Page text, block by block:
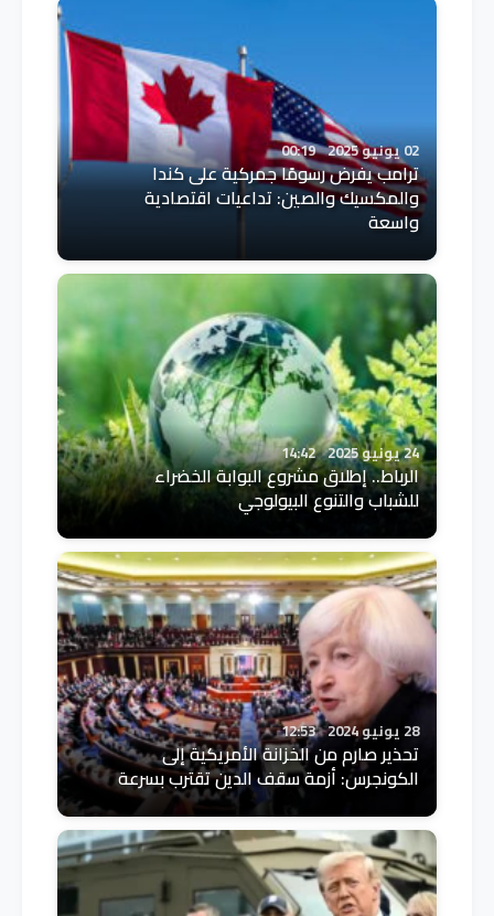
02 يونيو 2025 00:19
ترامب يفرض رسومًا جمركية على كندا
والمكسيك والصين: تداعيات اقتصادية
واسعة
24 يونيو 2025 14:42
الرباط.. إطلاق مشروع البوابة الخضراء
للشباب والتنوع البيولوجي
28 يونيو 2024 12:53
تحذير صارم من الخزانة الأمريكية إلى
الكونجرس: أزمة سقف الدين تقترب بسرعة